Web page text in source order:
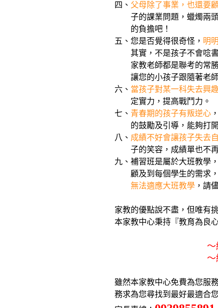
四、 父母除了事業，也還要
子的課業問題，蠟燭兩頭燒
的負擔吧！
五、您是否覺得很奇怪， 明
其實，不是孩子不會唸書，
家教老師都是聯考的常勝軍
讓您的小孩子跟隨著老師的
六、 當孩子對某一科失去興
定實力，提高戰鬥力。
七、 青春期的孩子有叛逆心
的鼓勵及引導，能夠打開孩
八、 成績不好會讓孩子失去
子的笑容，成績單也不再畏
九、補習班是屬於大班教學，
顧及到每個學生的需求，因
無法適應大班教學 ，請
家教的優點說不盡，但唯有挑
本家教中心秉持『教育為良心
～給您最好的老
～給您最好的服
雖然本家教中心免費為您服務
務求為您尋找到最好最適合